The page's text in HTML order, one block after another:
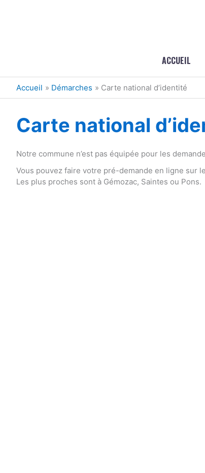
ACCUEIL
Accueil Démarches Carte national d’identité
Carte national
Notre commune n’est pas équipée pour les
Vous pouvez faire votre pré-demande en ligne sur
Les plus proches sont à Gémozac, Saintes ou Pons.